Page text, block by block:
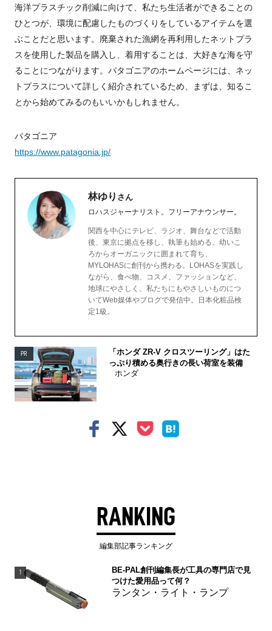
海洋プラスチック削減に向けて、私たち生活者ができることの
ひとつが、環境に配慮したものづくりをしているアイテムを選
ぶことだと思います。廃棄された漁網を再利用したネットプラ
スを使用した製品を購入し、着用することは、大好きな海を守
ることにつながります。パタゴニアのホームページには、ネッ
トプラスについて詳しく紹介されているため、まずは、知るこ
とから始めてみるのもいいかもしれません。
パタゴニア
https://www.patagonia.jp/
林ゆり さん
ロハスジャーナリスト。フリーアナウンサー。
関西を中心にテレビ、ラジオ、舞台などで活動
後、東京に拠点を移し、執筆も始める。幼いこ
ろからオーガニックに囲まれて育ち、
MYLOHASに創刊から携わる。LOHASを実践し
ながら、食べ物、コスメ、ファッションなど、
地球にやさしく、私たちにもやさしいものにつ
いてWeb媒体やブログで発信中。日本化粧品検
定1級。
PR
「ホンダ ZR-V クロスツーリング」はた
っぷり積める奥行きの長い荷室を装備
ホンダ
RANKING
編集部記事ランキング
1
BE-PAL創刊編集長が工具の専門店で見
つけた愛用品って何？
ランタン・ライト・ランプ